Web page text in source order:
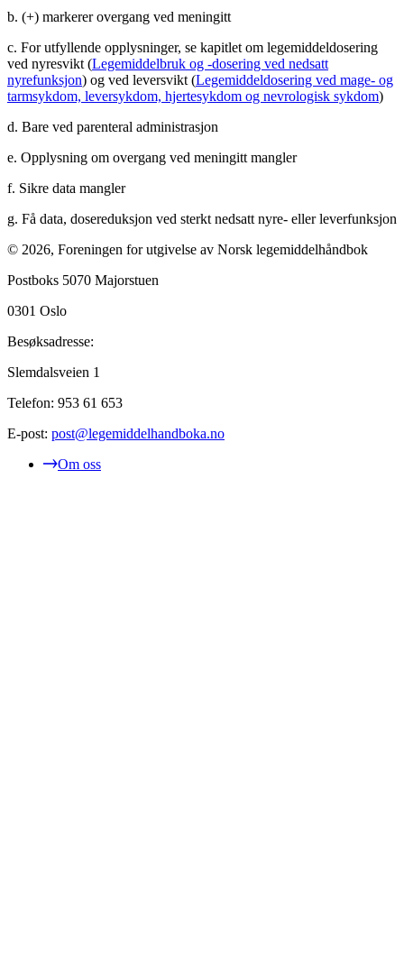
b. (+) markerer overgang ved meningitt
c. For utfyllende opplysninger, se kapitlet om legemiddeldosering
ved nyresvikt (Legemiddelbruk og -dosering ved nedsatt
nyrefunksjon) og ved leversvikt (Legemiddeldosering ved mage- og
tarmsykdom, leversykdom, hjertesykdom og nevrologisk sykdom)
d. Bare ved parenteral administrasjon
e. Opplysning om overgang ved meningitt mangler
f. Sikre data mangler
g. Få data, dosereduksjon ved sterkt nedsatt nyre- eller leverfunksjon
© 2026, Foreningen for utgivelse av Norsk legemiddelhåndbok
Postboks 5070 Majorstuen
0301 Oslo
Besøksadresse:
Slemdalsveien 1
Telefon: 953 61 653
E-post: post@legemiddelhandboka.no
Om oss